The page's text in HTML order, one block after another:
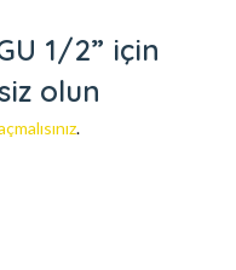
1/2” için
olun
.